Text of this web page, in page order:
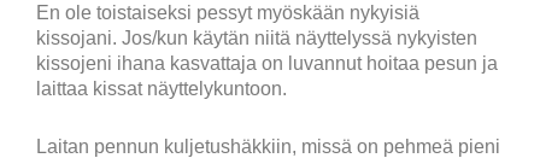
En ole toistaiseksi pessyt myöskään nykyisiä
kissojani. Jos/kun käytän niitä näyttelyssä nykyisten
kissojeni ihana kasvattaja on luvannut hoitaa pesun ja
laittaa kissat näyttelykuntoon.
Laitan pennun kuljetushäkkiin, missä on pehmeä pieni